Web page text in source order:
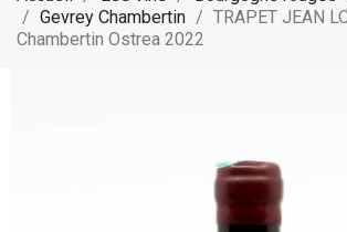
Gevrey Chambertin
TRAPET JEAN
Chambertin Ostrea 2022